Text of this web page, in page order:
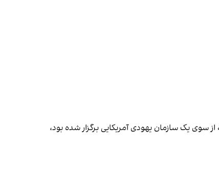
سوی یک سازمان یهودی آمریکایی برگزار شده بود،